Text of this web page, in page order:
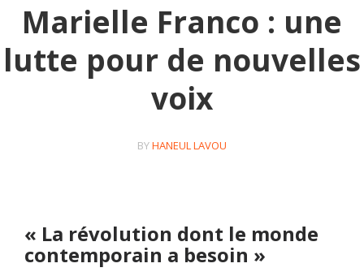
Marielle Franco : une
lutte pour de nouvelles
voix
BYHANEUL LAVOU
« La révolution dont le monde
contemporain a besoin »